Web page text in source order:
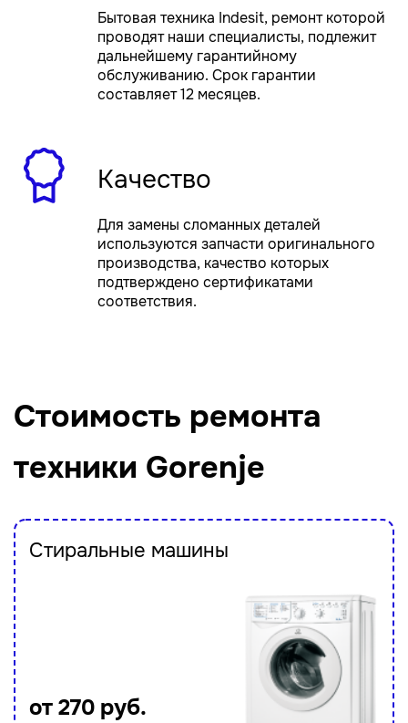
Бытовая техника Indesit, ремонт которой
проводят наши специалисты, подлежит
дальнейшему гарантийному
обслуживанию. Срок гарантии
составляет 12 месяцев.
Качество
Для замены сломанных деталей
используются запчасти оригинального
производства, качество которых
подтверждено сертификатами
соответствия.
Стоимость ремонта
техники Gorenje
Стиральные машины
от 270 руб.